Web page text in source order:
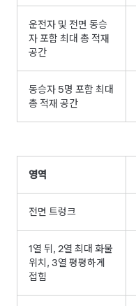
운전자 및 전면 동승
자 포함 최대 총 적재
공간
동승자 5명 포함 최대
총 적재 공간
영역
전면 트렁크
1열 뒤, 2열 최대 화물
위치, 3열 평평하게
접힘